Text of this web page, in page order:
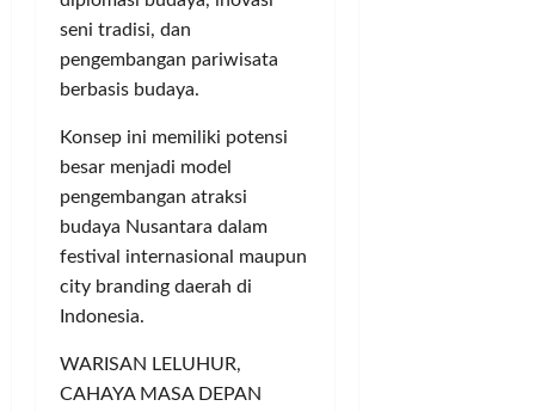
seni tradisi, dan
pengembangan pariwisata
berbasis budaya.
Konsep ini memiliki potensi
besar menjadi model
pengembangan atraksi
budaya Nusantara dalam
festival internasional maupun
city branding daerah di
Indonesia.
WARISAN LELUHUR,
CAHAYA MASA DEPAN